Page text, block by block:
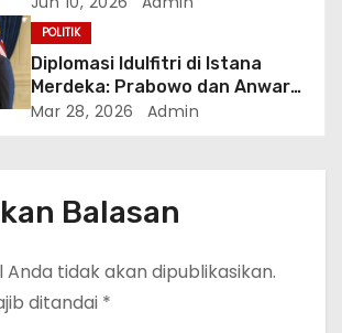
Ekonomi Total
POLITIK
Diplomasi Idulfitri di Istana
Merdeka: Prabowo dan Anwar
Ibrahim Bahas Solusi Damai
Mar 28, 2026 Admin
Balasan
tidak akan dipublikasikan.
ditandai *